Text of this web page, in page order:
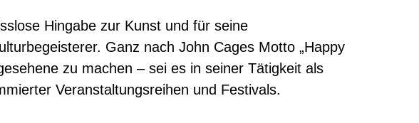
Hingabe zur Kunst und für seine
Ganz nach John Cages Motto „Happy
zu machen – sei es in seiner Tätigkeit als
Veranstaltungsreihen und Festivals.